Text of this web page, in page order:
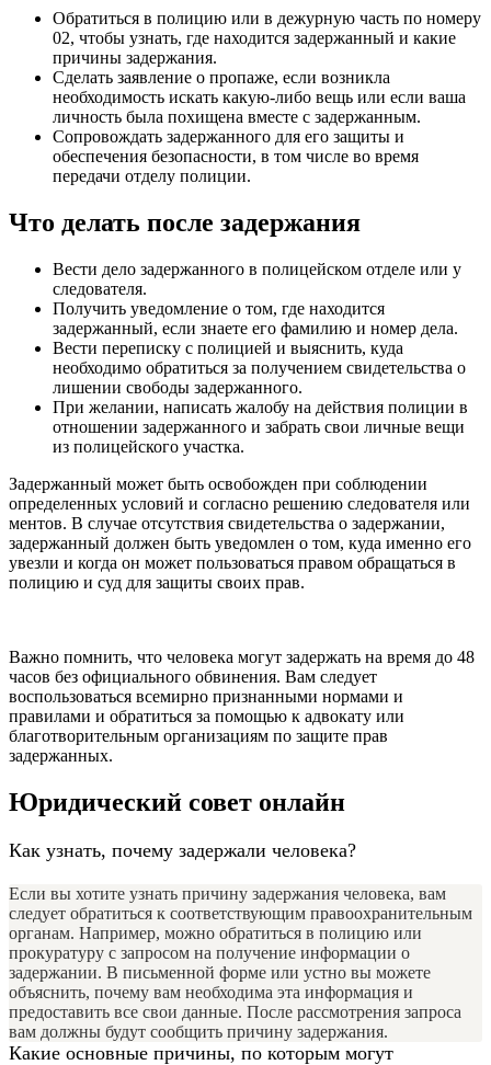
Обратиться в полицию или в дежурную часть по номеру
02, чтобы узнать, где находится задержанный и какие
причины задержания.
Сделать заявление о пропаже, если возникла
необходимость искать какую-либо вещь или если ваша
личность была похищена вместе с задержанным.
Сопровождать задержанного для его защиты и
обеспечения безопасности, в том числе во время
передачи отделу полиции.
Что делать после задержания
Вести дело задержанного в полицейском отделе или у
следователя.
Получить уведомление о том, где находится
задержанный, если знаете его фамилию и номер дела.
Вести переписку с полицией и выяснить, куда
необходимо обратиться за получением свидетельства о
лишении свободы задержанного.
При желании, написать жалобу на действия полиции в
отношении задержанного и забрать свои личные вещи
из полицейского участка.
Задержанный может быть освобожден при соблюдении
определенных условий и согласно решению следователя или
ментов. В случае отсутствия свидетельства о задержании,
задержанный должен быть уведомлен о том, куда именно его
увезли и когда он может пользоваться правом обращаться в
полицию и суд для защиты своих прав.
Важно помнить, что человека могут задержать на время до 48
часов без официального обвинения. Вам следует
воспользоваться всемирно признанными нормами и
правилами и обратиться за помощью к адвокату или
благотворительным организациям по защите прав
задержанных.
Юридический совет онлайн
Как узнать, почему задержали человека?
Если вы хотите узнать причину задержания человека, вам
следует обратиться к соответствующим правоохранительным
органам. Например, можно обратиться в полицию или
прокуратуру с запросом на получение информации о
задержании. В письменной форме или устно вы можете
объяснить, почему вам необходима эта информация и
предоставить все свои данные. После рассмотрения запроса
вам должны будут сообщить причину задержания.
Какие основные причины, по которым могут